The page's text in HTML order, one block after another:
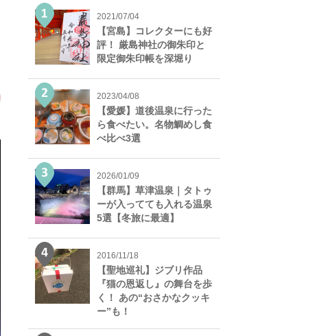
2021/07/04
【宮島】コレクターにも好
評！ 厳島神社の御朱印と
限定御朱印帳を深堀り
2023/04/08
【愛媛】道後温泉に行った
ら食べたい。名物鯛めし食
べ比べ3選
2026/01/09
【群馬】草津温泉｜タトゥ
ーが入ってても入れる温泉
5選【冬旅に最適】
2016/11/18
【聖地巡礼】ジブリ作品
『猫の恩返し』の舞台を歩
く！ あの“おさかなクッキ
ー”も！